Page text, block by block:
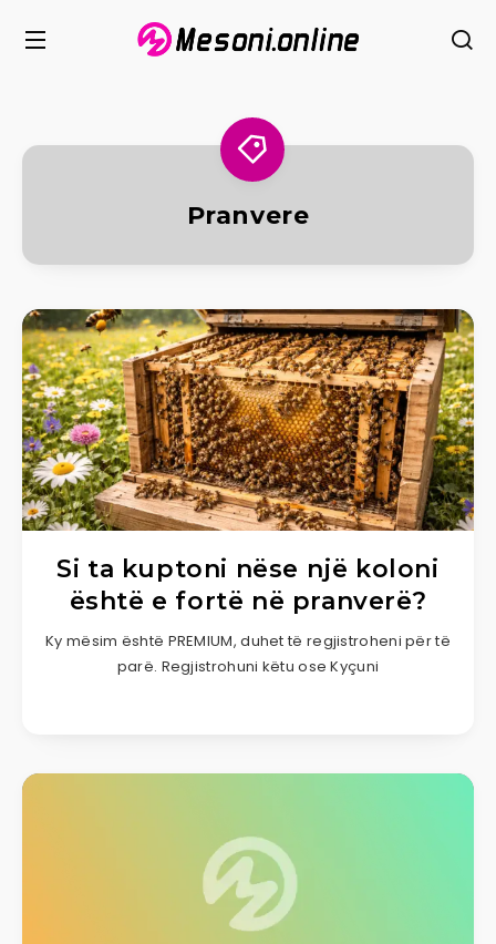
Pranvere
Si ta kuptoni nëse një koloni
është e fortë në pranverë?
Ky mësim është PREMIUM, duhet të regjistroheni për të
parë. Regjistrohuni këtu ose Kyçuni